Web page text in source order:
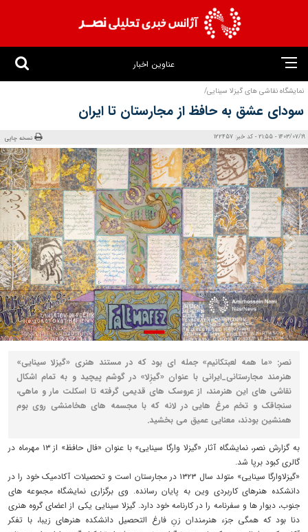
عناوین اخبار
نمایشگاه نقاشی های گیزلا سینایی/
سودای عشق به حافظ از مجارستان تا ایران
1403/07/19 - 21:55 - کد خبر: 122457 نسخه چاپی
نصر: «ما همه لعبتکانیم» جمله ای بود که در مستند هنری «گیزلا سینایی»
هنرمند مجارستانی_ایرانی با عنوان «گیزِلا» در گوشم پیچید و به تمام اشکال
نقاشی های این هنرمند، از عروسک های قدیمی گرفته تا اسکلت مار و ماهی،
سنجاقک و تخم مرغ هایی در لانه که با مجسمه های هخامنشی روی بوم
همنشین بودند، معنایی عمیق می بخشید.
به گزارش نصر، نمایشگاه آثار «گیزلا وارگا سینایی» با عنوان «فال حافظ» از ۱۳ مهرماه در
گالری کبود برپا شد.
«گیزلاوارگا سینایی» متولد سال ۱۳۲۳ در مجارستان است و تحصیلات آکادمیک خود را در
دانشکده هنرهای کاربردی وین به پایان رسانده. وی برگزاری نمایشگاه مجموعه های
جنوب، دیوار ها و سفرنامه را در کارنامه خود دارد. گیزلا سینایی یکی از اعضای گروه هنری
دنا بود که همگی جزء هنرمندان زنِ فارغ التحصیل دانشکده هنرهای زیبا، با تفکر